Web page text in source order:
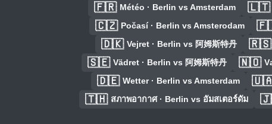
🇫🇷 Météo · Berlin vs Amsterdam 🇱🇹
🇨🇿 Počasí · Berlin vs Amsterodam
🇩🇰 Vejret · Berlin vs 阿姆斯特丹 🇷🇸
🇸🇪 Vädret · Berlin vs 阿姆斯特丹 🇳🇴
🇩🇪 Wetter · Berlin vs Amsterdam
🇹🇭 สภาพอากาศ · Berlin vs อัมสเตอร์ดัม